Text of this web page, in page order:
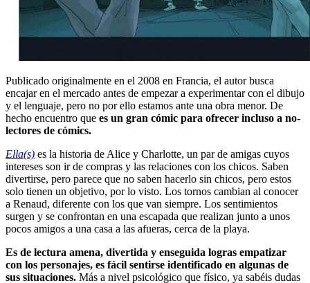
Publicado originalmente en el 2008 en Francia, el autor busca
encajar en el mercado antes de empezar a experimentar con el dibujo
y el lenguaje, pero no por ello estamos ante una obra menor. De
hecho encuentro que es un gran cómic para ofrecer incluso a no-
lectores de cómics.
Ella(s) es la historia de Alice y Charlotte, un par de amigas cuyos
intereses son ir de compras y las relaciones con los chicos. Saben
divertirse, pero parece que no saben hacerlo sin chicos, pero estos
solo tienen un objetivo, por lo visto. Los tornos cambian al conocer
a Renaud, diferente con los que van siempre. Los sentimientos
surgen y se confrontan en una escapada que realizan junto a unos
pocos amigos a una casa a las afueras, cerca de la playa.
Es de lectura amena, divertida y enseguida logras empatizar
con los personajes, es fácil sentirse identificado en algunas de
sus situaciones. Más a nivel psicológico que físico, ya sabéis dudas